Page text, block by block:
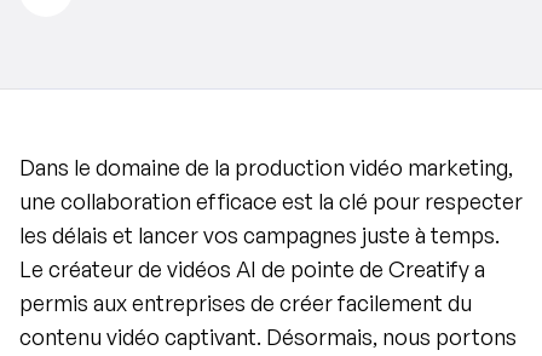
Dans le domaine de la production vidéo marketing,
une collaboration efficace est la clé pour respecter
les délais et lancer vos campagnes juste à temps.
Le créateur de vidéos AI de pointe de Creatify a
permis aux entreprises de créer facilement du
contenu vidéo captivant. Désormais, nous portons